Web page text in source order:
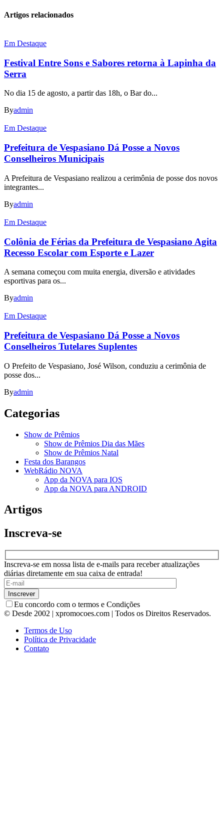
Artigos relacionados
Em Destaque
Festival Entre Sons e Sabores retorna à Lapinha da
Serra
No dia 15 de agosto, a partir das 18h, o Bar do...
Byadmin
Em Destaque
Prefeitura de Vespasiano Dá Posse a Novos
Conselheiros Municipais
A Prefeitura de Vespasiano realizou a cerimônia de posse dos novos
integrantes...
Byadmin
Em Destaque
Colônia de Férias da Prefeitura de Vespasiano Agita
Recesso Escolar com Esporte e Lazer
A semana começou com muita energia, diversão e atividades
esportivas para os...
Byadmin
Em Destaque
Prefeitura de Vespasiano Dá Posse a Novos
Conselheiros Tutelares Suplentes
O Prefeito de Vespasiano, José Wilson, conduziu a cerimônia de
posse dos...
Byadmin
Categorias
Show de Prêmios
Show de Prêmios Dia das Mães
Show de Prêmios Natal
Festa dos Barangos
WebRádio NOVA
App da NOVA para IOS
App da NOVA para ANDROID
Artigos
Inscreva-se
Inscreva-se em nossa lista de e-mails para receber atualizações
diárias diretamente em sua caixa de entrada!
Eu concordo com o termos e Condições
© Desde 2002 | xpromocoes.com | Todos os Direitos Reservados.
Termos de Uso
Política de Privacidade
Contato